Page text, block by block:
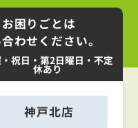
困りごとは
わせください。
祝日・第2日曜日・不定
休あり
神戸北店